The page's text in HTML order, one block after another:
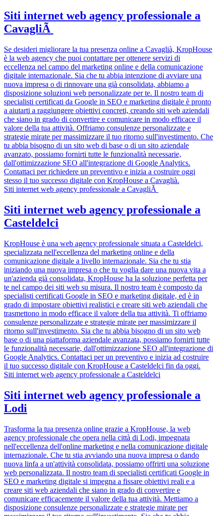
Siti internet web agency professionale a
CavagliÃ
Se desideri migliorare la tua presenza online a Cavaglià, KropHouse
è la web agency che puoi contattare per ottenere servizi di
eccellenza nel campo del marketing online e della comunicazione
digitale internazionale. Sia che tu abbia intenzione di avviare una
nuova impresa o di rinnovare una già consolidata, abbiamo a
disposizione soluzioni web personalizzate per te. Il nostro team di
specialisti certificati da Google in SEO e marketing digitale è pronto
a aiutarti a raggiungere obiettivi concreti, creando siti web aziendali
che siano in grado di convertire e comunicare in modo efficace il
valore della tua attività. Offriamo consulenze personalizzate e
strategie mirate per massimizzare il tuo ritorno sull'investimento. Che
tu abbia bisogno di un sito web di base o di un sito aziendale
avanzato, possiamo fornirti tutte le funzionalità necessarie,
dall'ottimizzazione SEO all'integrazione di Google Analytics.
Contattaci per richiedere un preventivo e inizia a costruire oggi
stesso il tuo successo digitale con KropHouse a Cavaglià.
Siti internet web agency professionale a CavagliÃ
Siti internet web agency professionale a
Casteldelci
KropHouse è una web agency professionale situata a Casteldelci,
specializzata nell'eccellenza del marketing online e della
comunicazione digitale a livello internazionale. Sia che tu stia
iniziando una nuova impresa o che tu voglia dare una nuova vita a
un'azienda già consolidata, KropHouse ha la soluzione perfetta per
te nel campo dei siti web su misura. Il nostro team è composto da
specialisti certificati Google in SEO e marketing digitale, ed è in
grado di impostare obiettivi realistici e creare siti web aziendali che
trasmettono in modo efficace il valore della tua attività. Ti offriamo
consulenze personalizzate e strategie mirate per massimizzare il
ritorno sull'investimento. Sia che tu abbia bisogno di un sito web
base o di una piattaforma aziendale avanzata, possiamo fornirti tutte
le funzionalità necessarie, dall'ottimizzazione SEO all'integrazione di
Google Analytics. Contattaci per un preventivo e inizia ad costruire
il tuo successo digitale con KropHouse a Casteldelci fin da oggi.
Siti internet web agency professionale a Casteldelci
Siti internet web agency professionale a
Lodi
Trasforma la tua presenza online grazie a KropHouse, la web
agency professionale che opera nella città di Lodi, impegnata
nell'eccellenza dell'online marketing e nella comunicazione digitale
internazionale. Che tu stia avviando una nuova impresa o dando
nuova linfa a un'attività consolidata, possiamo offrirti una soluzione
web personalizzata. Il nostro team di specialisti certificati Google in
SEO e marketing digitale si impegna a fissare obiettivi reali e a
creare siti web aziendali che siano in grado di convertire e
comunicare efficacemente il valore della tua attività. Mettiamo a
disposizione consulenze personalizzate e strategie mirate per